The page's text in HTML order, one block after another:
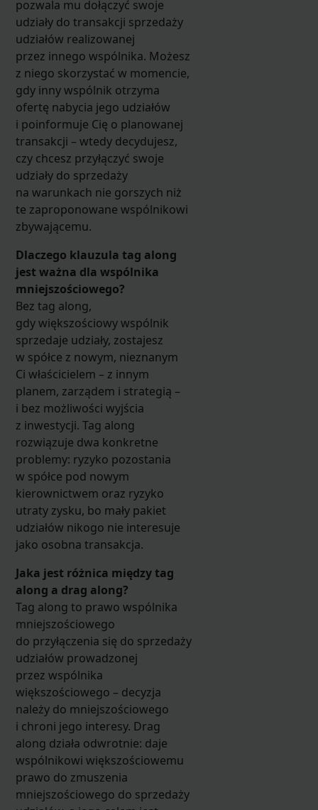
pozwala mu dołączyć swoje
udziały do transakcji sprzedaży
udziałów realizowanej
przez innego wspólnika. Możesz
z niego skorzystać w momencie,
gdy inny wspólnik otrzyma
ofertę nabycia jego udziałów
i poinformuje Cię o planowanej
transakcji – wtedy decydujesz,
czy chcesz przyłączyć swoje
udziały do sprzedaży
na warunkach nie gorszych niż
te zaproponowane wspólnikowi
zbywającemu.
Dlaczego klauzula tag along
jest ważna dla wspólnika
mniejszościowego?
Bez tag along,
gdy większościowy wspólnik
sprzedaje udziały, zostajesz
w spółce z nowym, nieznanym
Ci właścicielem – z innym
planem, zarządem i strategią –
i bez możliwości wyjścia
z inwestycji. Tag along
rozwiązuje dwa konkretne
problemy: ryzyko pozostania
w spółce pod nowym
kierownictwem oraz ryzyko
utraty zysku, bo mały pakiet
udziałów nikogo nie interesuje
jako osobna transakcja.
Jaka jest różnica między tag
along a drag along?
Tag along to prawo wspólnika
mniejszościowego
do przyłączenia się do sprzedaży
udziałów prowadzonej
przez wspólnika
większościowego – decyzja
należy do mniejszościowego
i chroni jego interesy. Drag
along działa odwrotnie: daje
wspólnikowi większościowemu
prawo do zmuszenia
mniejszościowego do sprzedaży